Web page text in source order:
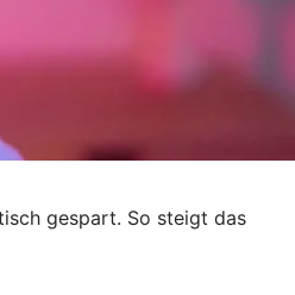
gespart. So steigt das